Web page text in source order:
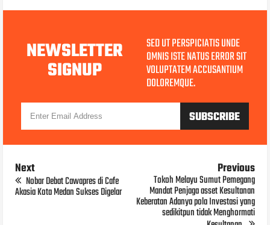
NEWSLETTER
SIGNUP
SED UT PERSPICIATIS UNDE
OMNIS ISTE NATUS ERROR SIT
VOLUPTATEM ACCUSANTIUM
DOLOREMQUE.
Next
Nobar Debat Cawapres di Cafe
Akasia Kota Medan Sukses Digelar
Previous
Tokoh Melayu Sumut Pemegang
Mandat Penjaga asset Kesultanan
Keberatan Adanya pola Investasi yang
sedikitpun tidak Menghormati